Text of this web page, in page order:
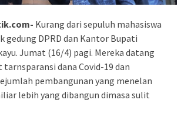
Kurang dari sepuluh mahasiswa
gedung DPRD dan Kantor Bupati
Jumat (16/4) pagi. Mereka datang
dana Covid-19 dan
pembangunan yang menelan
lebih yang dibangun dimasa sulit